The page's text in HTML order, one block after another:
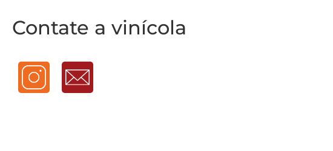
Contate a vinícola